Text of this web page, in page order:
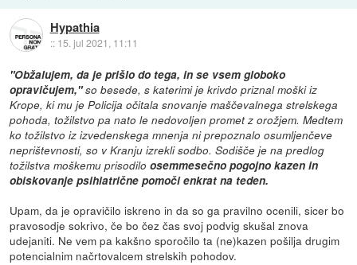
Hypathia
:: 15. jul 2021, 11:11
"Obžalujem, da je prišlo do tega, in se vsem globoko
opravičujem,"so besede, s katerimi je krivdo priznal moški iz
Krope, ki mu je Policija očitala snovanje maščevalnega strelskega
pohoda, tožilstvo pa nato le nedovoljen promet z orožjem. Medtem
ko tožilstvo iz izvedenskega mnenja ni prepoznalo osumljenčeve
neprištevnosti, so v Kranju izrekli sodbo. Sodišče je na predlog
tožilstva moškemu prisodiloosemmesečno pogojno kazen in
obiskovanje psihiatrične pomoči enkrat na teden.
Upam, da je opravičilo iskreno in da so ga pravilno ocenili, sicer bo
pravosodje sokrivo, če bo čez čas svoj podvig skušal znova
udejaniti. Ne vem pa kakšno sporočilo ta (ne)kazen pošilja drugim
potencialnim načrtovalcem strelskih pohodov.